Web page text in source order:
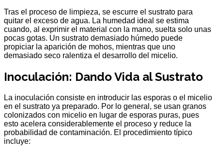
Tras el proceso de limpieza, se escurre el sustrato para
quitar el exceso de agua. La humedad ideal se estima
cuando, al exprimir el material con la mano, suelta solo unas
pocas gotas. Un sustrato demasiado húmedo puede
propiciar la aparición de mohos, mientras que uno
demasiado seco ralentiza el desarrollo del micelio.
Inoculación: Dando Vida al Sustrato
La inoculación consiste en introducir las esporas o el micelio
en el sustrato ya preparado. Por lo general, se usan granos
colonizados con micelio en lugar de esporas puras, pues
esto acelera considerablemente el proceso y reduce la
probabilidad de contaminación. El procedimiento típico
incluye: